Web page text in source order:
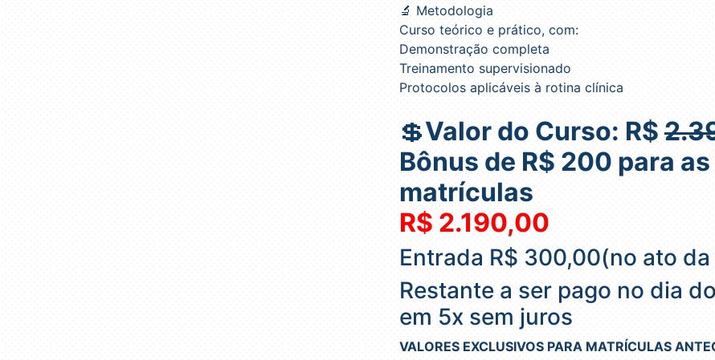
🔬 Metodologia
Curso teórico e prático, com:
Demonstração completa
Treinamento supervisionado
Protocolos aplicáveis à rotina clínica
💲Valor do Curso: R$
Bônus de R$ 200 para
matrículas
R$ 2.190,00
Entrada R$ 300,00(no ato
Restante a ser pago no dia
em 5x sem juros
VALORES EXCLUSIVOS PARA MATRÍCULAS